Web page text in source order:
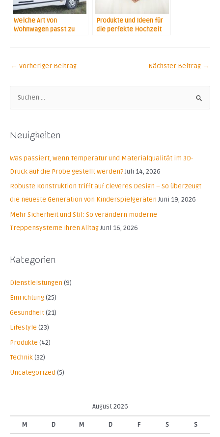
Welche Art von
Wohnwagen passt zu
Produkte und Ideen für
die perfekte Hochzeit
← Vorheriger Beitrag Nächster Beitrag →
h
h
:
Neuigkeiten
Was passiert, wenn Temperatur und Materialqualität im 3D-
Druck auf die Probe gestellt werden?Juli 14, 2026
Robuste Konstruktion trifft auf cleveres Design – So überzeugt
die neueste Generation von Kinderspielgeräten Juni 19, 2026
Mehr Sicherheit und Stil: So verändern moderne
Treppensysteme Ihren AlltagJuni 16, 2026
Kategorien
Dienstleistungen (9)
Einrichtung(25)
Gesundheit(21)
Lifestyle (23)
Produkte (42)
Technik(32)
Uncategorized (5)
August 2026
M D M D F S S